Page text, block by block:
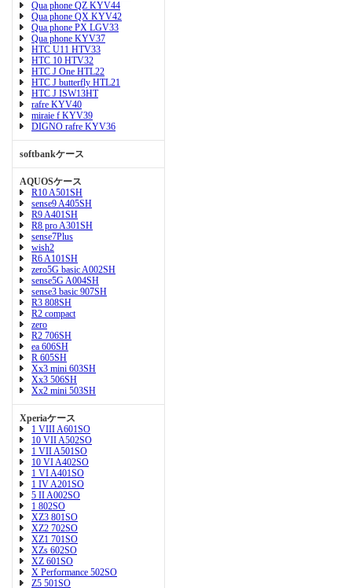
Qua phone QZ KYV44
Qua phone QX KYV42
Qua phone PX LGV33
Qua phone KYV37
HTC U11 HTV33
HTC 10 HTV32
HTC J One HTL22
HTC J butterfly HTL21
HTC J ISW13HT
rafre KYV40
miraie f KYV39
DIGNO rafre KYV36
softbankケース
AQUOSケース
R10 A501SH
sense9 A405SH
R9 A401SH
R8 pro A301SH
sense7Plus
wish2
R6 A101SH
zero5G basic A002SH
sense5G A004SH
sense3 basic 907SH
R3 808SH
R2 compact
zero
R2 706SH
ea 606SH
R 605SH
Xx3 mini 603SH
Xx3 506SH
Xx2 mini 503SH
Xperiaケース
1 VIII A601SO
10 VII A502SO
1 VII A501SO
10 VI A402SO
1 VI A401SO
1 IV A201SO
5 II A002SO
1 802SO
XZ3 801SO
XZ2 702SO
XZ1 701SO
XZs 602SO
XZ 601SO
X Performance 502SO
Z5 501SO